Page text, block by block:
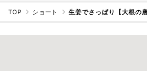
TOP ショート 生姜でさっぱり【大根の唐